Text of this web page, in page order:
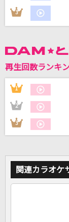
3
再生回数ランキ
1
2
3
関連カラオケ